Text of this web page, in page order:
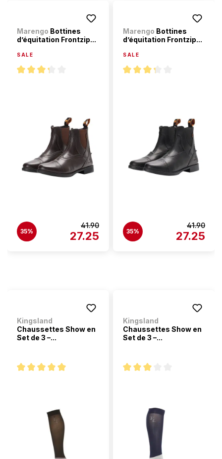
Marengo Bottines
d’équitation Frontzip...
SALE
35%
41.90
27.25
Marengo Bottines
d’équitation Frontzip...
SALE
35%
41.90
27.25
Kingsland
Chaussettes Show en
Set de 3 –...
Kingsland
Chaussettes Show en
Set de 3 –...